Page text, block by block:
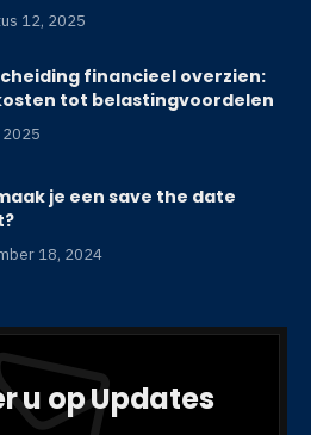
12, 2025
financieel overzien:
tot belastingvoordelen
2025
je een save the date
18, 2024
u op Updates